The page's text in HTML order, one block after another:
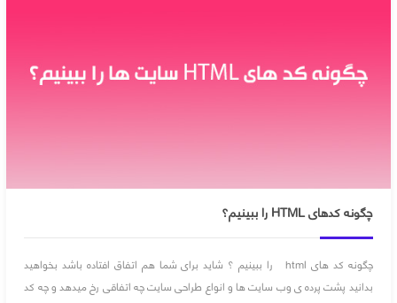
چگونه کدهای HTML را ببینیم؟
چگونه کد های html را ببینیم ؟ شاید برای شما هم اتفاق افتاده باشد بخواهید
بدانید پشت پرده ی وب سایت ها و انواع طراحی سایت چه اتفاقی رخ میدهد و چه کد